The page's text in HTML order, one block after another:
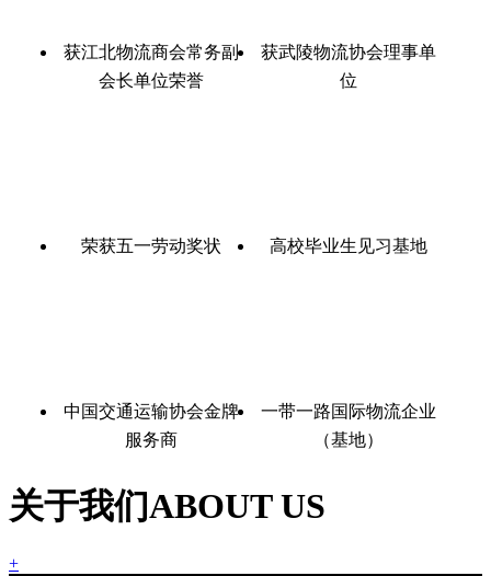
获江北物流商会常务副
会长单位荣誉
获武陵物流协会理事单
位
荣获五一劳动奖状 高校毕业生见习基地
中国交通运输协会金牌
服务商
一带一路国际物流企业
（基地）
关于我们ABOUT US
+